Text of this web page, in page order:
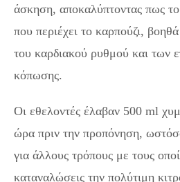
άσκηση, αποκαλύπτοντας πως το
που περιέχει το καρπούζι,
του καρδιακού ρυθμού και των
κόπωσης.
Οι εθελοντές έλαβαν 500 ml
ώρα πριν την προπόνηση,
για άλλους τρόπους με τους
καταναλώσεις την πολύτιμη